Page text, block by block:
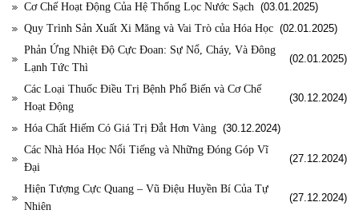
Cơ Chế Hoạt Động Của Hệ Thống Lọc Nước Sạch (03.01.2025)
Quy Trình Sản Xuất Xi Măng và Vai Trò của Hóa Học (02.01.2025)
Phản Ứng Nhiệt Độ Cực Đoan: Sự Nổ, Cháy, Và Đông
Lạnh Tức Thì
(02.01.2025)
Các Loại Thuốc Điều Trị Bệnh Phổ Biến và Cơ Chế
Hoạt Động
(30.12.2024)
Hóa Chất Hiếm Có Giá Trị Đắt Hơn Vàng (30.12.2024)
Các Nhà Hóa Học Nổi Tiếng và Những Đóng Góp Vĩ
Đại
(27.12.2024)
Hiện Tượng Cực Quang – Vũ Điệu Huyền Bí Của Tự
Nhiên
(27.12.2024)